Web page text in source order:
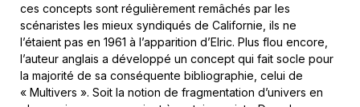
ces concepts sont régulièrement remâchés par les
scénaristes les mieux syndiqués de Californie, ils ne
l’étaient pas en 1961 à l’apparition d’Elric. Plus flou encore,
l’auteur anglais a développé un concept qui fait socle pour
la majorité de sa conséquente bibliographie, celui de
« Multivers ». Soit la notion de fragmentation d’univers en